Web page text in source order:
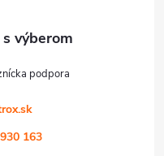
163